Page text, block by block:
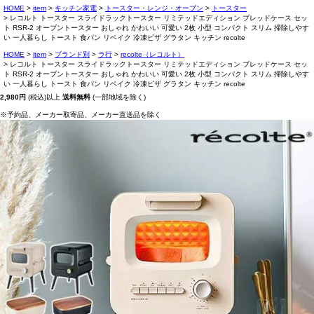
HOME item キッチン家電 トースター・レンジ・オーブン
トースター
レコルト トースター スライドラックトースター リミテッドエディション ブレッドケース セッ
ト RSR-2 オーブントースター おしゃれ かわいい 可愛い 2枚 小型 コンパクト スリム 掃除しやす
い 一人暮らし トースト 食パン リベイク 冷凍ピザ グラタン キッチン recolte
HOME item ブランド別 ラ行
recolte（レコルト）
レコルト トースター スライドラックトースター リミテッドエディション ブレッドケース セッ
ト RSR-2 オーブントースター おしゃれ かわいい 可愛い 2枚 小型 コンパクト スリム 掃除しやす
い 一人暮らし トースト 食パン リベイク 冷凍ピザ グラタン キッチン recolte
2,980円 (税込)以上 送料無料 (一部地域を除く)
※予約品、メーカー取寄品、メーカー直送品を除く